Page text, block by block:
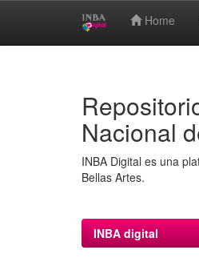
Home
Nacional
INBA Digital es una
Bellas Artes.
INBA digital